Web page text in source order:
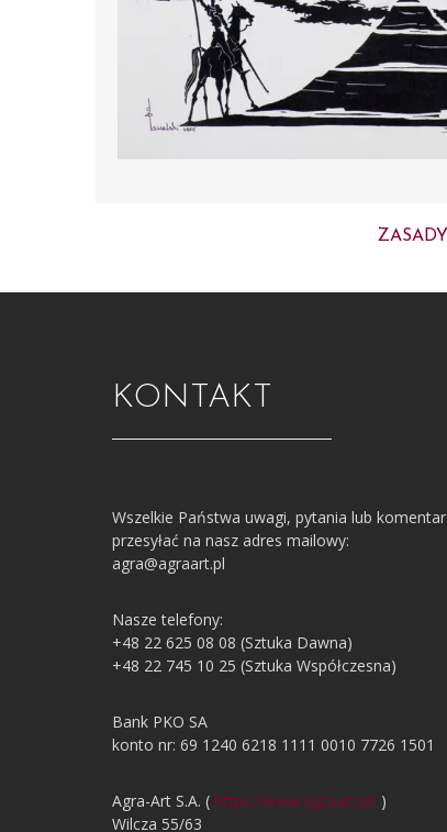
KONTAKT
Wszelkie Państwa uwagi, pytania lub
przesyłać na nasz adres mailowy:
agra@agraart.pl
Nasze telefony:
+48 22 625 08 08 (Sztuka Dawna)
+48 22 745 10 25 (Sztuka Współczesna)
Bank PKO SA
konto nr: 69 1240 6218 1111 0010 7726 1501
Agra-Art S.A. ( https://www.agraart.pl/ )
Wilcza 55/63